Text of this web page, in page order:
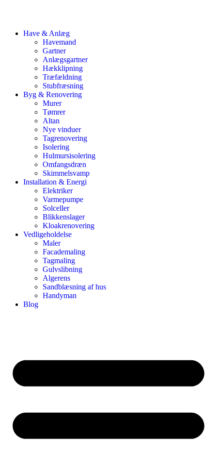
Have & Anlæg
Havemand
Gartner
Anlægsgartner
Hækklipning
Træfældning
Stubfræsning
Byg & Renovering
Murer
Tømrer
Altan
Nye vinduer
Tagrenovering
Isolering
Hulmursisolering
Omfangsdræn
Skimmelsvamp
Installation & Energi
Elektriker
Varmepumpe
Solceller
Blikkenslager
Kloakrenovering
Vedligeholdelse
Maler
Facademaling
Tagmaling
Gulvslibning
Algerens
Sandblæsning af hus
Handyman
Blog